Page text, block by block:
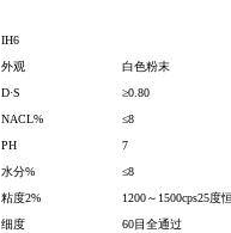
IH6
外观
白色粉末
D·S
≥0.80
NACL%
≤8
PH
7
水分%
≤8
粘度2%
1200～1500cps25度
细度
60目全通过